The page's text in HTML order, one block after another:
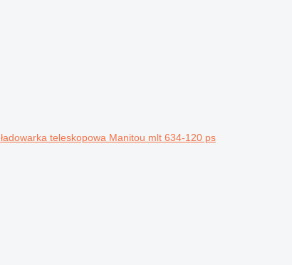
ładowarka teleskopowa Manitou mlt 634-120 ps